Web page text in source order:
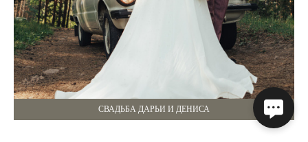
СВАДЬБА ДАРЬИ И ДЕНИСА